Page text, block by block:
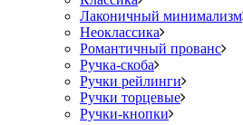
Лаконичный минимализм
Неоклассика
Романтичный прованс
Ручка-скоба
Ручки рейлинги
Ручки торцевые
Ручки-кнопки